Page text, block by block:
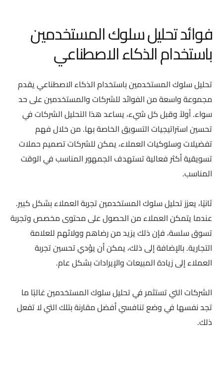
فوائد تحليل سلوك المستخدمين
باستخدام الذكاء الاصطناعي
تحليل سلوك المستخدمين باستخدام الذكاء الاصطناعي يقدم
مجموعة واسعة من الفوائد للشركات والمستخدمين على حد
سواء. أولاً وقبل كل شيء، يساعد هذا التحليل الشركات في
تحسين استراتيجيات التسويق الخاصة بها. من خلال فهم
تفضيلات وسلوكيات العملاء، يمكن للشركات تصميم حملات
تسويقية أكثر فعالية تستهدف الجمهور المناسب في الوقت
المناسب.
ثانيًا، يعزز تحليل سلوك المستخدمين تجربة العملاء بشكل كبير.
عندما يتمكن العملاء من الحصول على محتوى مخصص وتجربة
تسوق سلسة، فإن ذلك يزيد من رضاهم وولائهم للعلامة
التجارية. بالإضافة إلى ذلك، يمكن أن يؤدي تحسين تجربة
العملاء إلى زيادة المبيعات والإيرادات بشكل عام.
الشركات التي تستثمر في تحليل سلوك المستخدمين غالبًا ما
تجد نفسها في وضع تنافسي أفضل مقارنة بتلك التي لا تفعل
ذلك.